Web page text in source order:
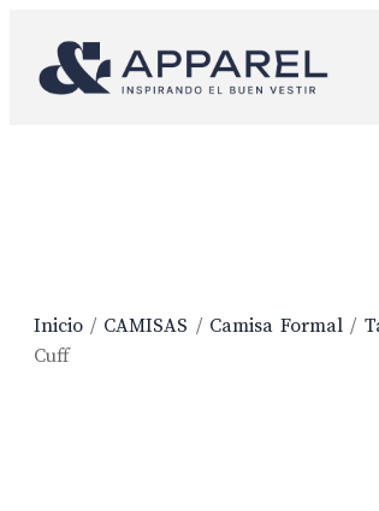
Inicio / CAMISAS / Camisa Formal /
Cuff